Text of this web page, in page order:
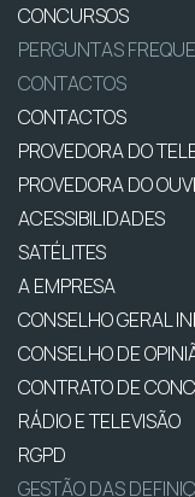
CONCURSOS
PERGUNTAS
CONTACTOS
CONTACTOS
PROVEDORA DO
PROVEDORA DO
ACESSIBILIDADES
SATÉLITES
A EMPRESA
CONSELHO GERAL
CONSELHO DE
CONTRATO DE
RÁDIO E TELEVISÃO
RGPD
GESTÃO DAS